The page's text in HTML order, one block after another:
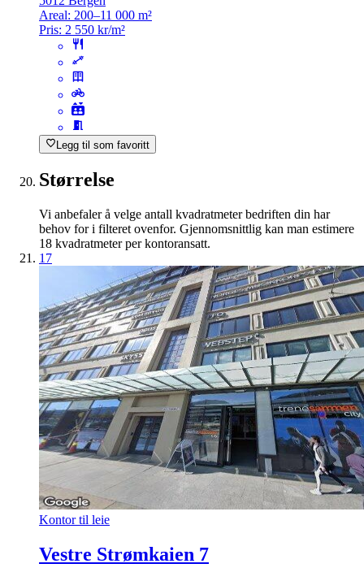
Areal: 200–11 000 m²
Pris: 2 550 kr/m²
Legg til som favoritt
Størrelse
Vi anbefaler å velge antall kvadratmeter bedriften din har
behov for i filteret ovenfor. Gjennomsnittlig kan man estimere
18 kvadratmeter per kontoransatt.
17
Kontor til leie
Vestre Strømkaien 7